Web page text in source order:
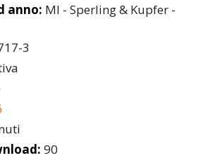
anno: MI - Sperling & Kupfer -
3
90